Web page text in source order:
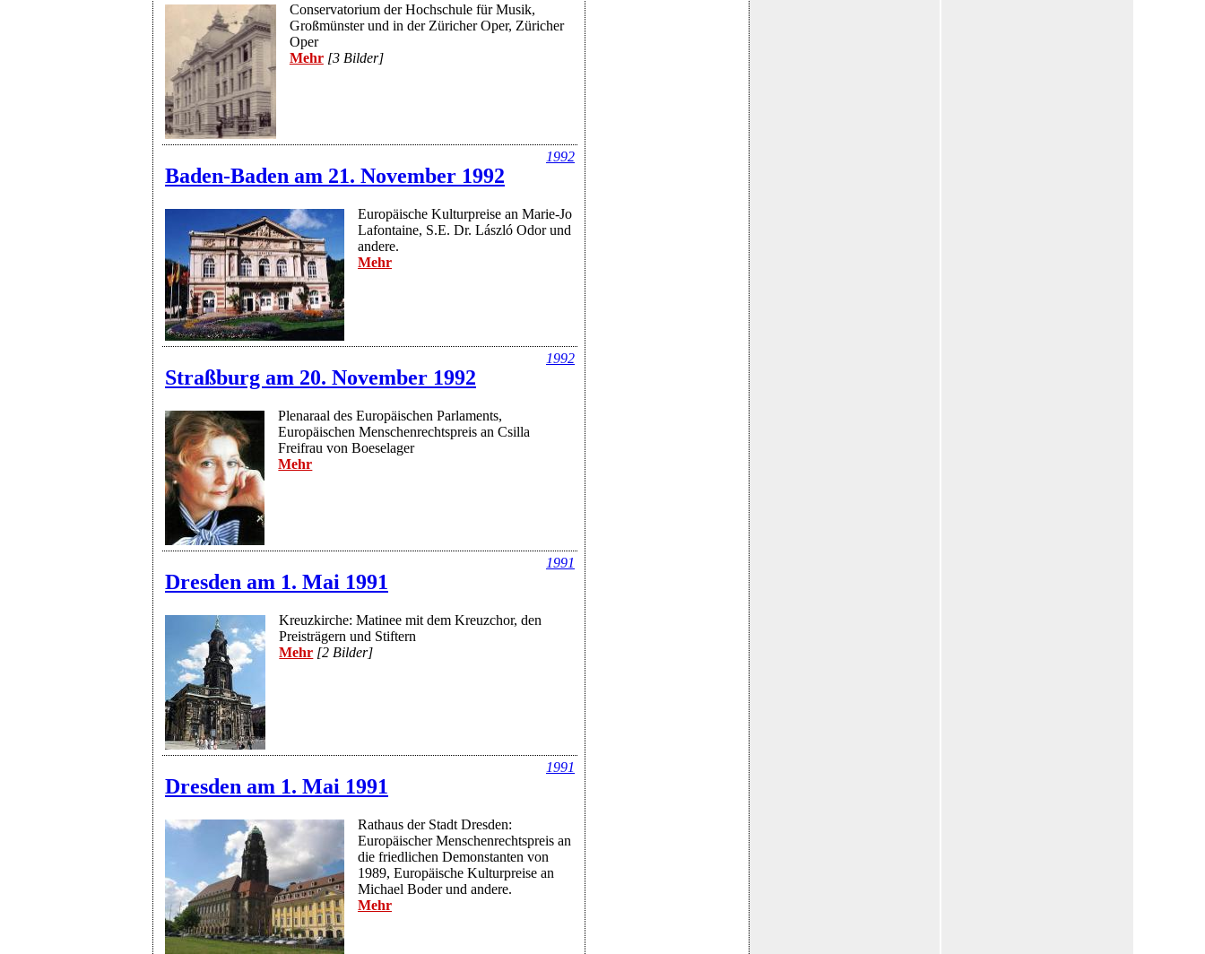
Conservatorium der Hochschule für Musik,
Großmünster und in der Züricher Oper, Züricher
Oper
Mehr [3 Bilder]
1992
Baden-Baden am 21. November 1992
Europäische Kulturpreise an Marie-Jo
Lafontaine, S.E. Dr. László Odor und
andere.
Mehr
1992
Straßburg am 20. November 1992
Plenaraal des Europäischen Parlaments,
Europäischen Menschenrechtspreis an Csilla
Freifrau von Boeselager
Mehr
1991
Dresden am 1. Mai 1991
Kreuzkirche: Matinee mit dem Kreuzchor, den
Preisträgern und Stiftern
Mehr [2 Bilder]
1991
Dresden am 1. Mai 1991
Rathaus der Stadt Dresden:
Europäischer Menschenrechtspreis an
die friedlichen Demonstanten von
1989, Europäische Kulturpreise an
Michael Boder und andere.
Mehr